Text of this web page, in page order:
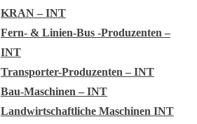
KRAN – INT
Fern- & Linien-Bus -Produzenten –
INT
Transporter-Produzenten – INT
Bau-Maschinen – INT
Landwirtschaftliche Maschinen INT